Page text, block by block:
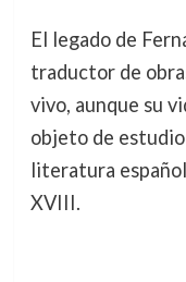
El legado de
traductor de
vivo, aunque su
objeto de
literatura
XVIII.